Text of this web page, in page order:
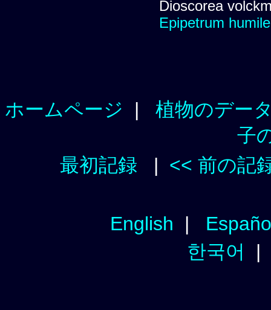
Dioscorea
Epipetrum humile
ホームページ | 植物のデー
子
最初記録 | << 前の記
English |
한국어